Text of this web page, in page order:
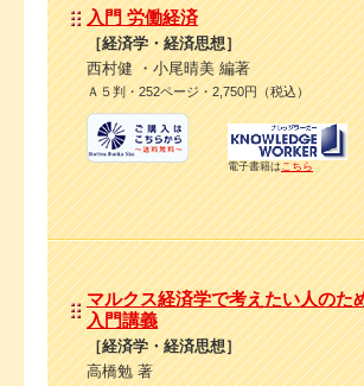
入門 労働経済
［経済学・経済思想］
西村健 ・小尾晴美 編著
Ａ５判・252ページ・2,750円（税込）
電子書籍はこちら
マルクス経済学で考えたい人のた
入門講義
［経済学・経済思想］
高橋勉 著